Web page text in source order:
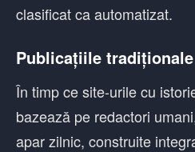
clasificat ca automatizat.
Publicațiile
În timp ce site-urile cu
bazează pe redactori
apar zilnic, construite